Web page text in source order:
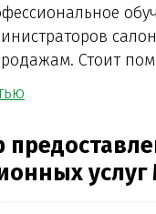
Стоит
услуг